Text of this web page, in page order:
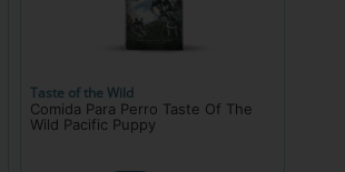
Taste of the Wild
Comida Para Perro Taste Of The
Wild Pacific Puppy